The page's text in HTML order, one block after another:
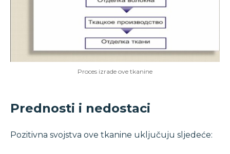
Proces izrade ove tkanine
Prednosti i nedostaci
Pozitivna svojstva ove tkanine uključuju sljedeće: